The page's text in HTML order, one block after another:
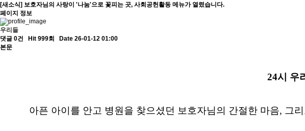
[새소식] 보호자님의 사랑이 '나눔'으로 꽃피는 곳, 사회공헌활동 메뉴가 열렸습니다.
페이지 정보
우리들
댓글 0건
Hit 999회
Date 26-01-12 01:00
본문
24시 우
아픈 아이를 안고 병원을 찾으셨던 보호자님의 간절한 마음, 그